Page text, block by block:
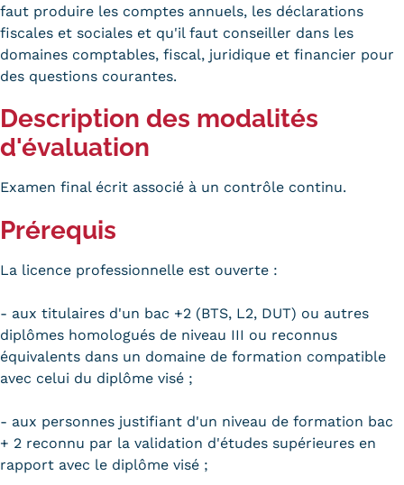
Formulaire de contact
Formations
OFFRE EN BFC
suites de parcours
Modalités d'enseignement
Formation en présentiel
Alternance
Enseignement à distance
Validation des Acquis de
faut produire les comptes annuels, les déclarations
fiscales et sociales et qu'il faut conseiller dans les
domaines comptables, fiscal, juridique et financier pour
des questions courantes.
Description des modalités
d'évaluation
Examen final écrit associé à un contrôle continu.
Prérequis
La licence professionnelle est ouverte :
- aux titulaires d'un bac +2 (BTS, L2, DUT) ou autres
diplômes homologués de niveau III ou reconnus
équivalents dans un domaine de formation compatible
avec celui du diplôme visé ;
- aux personnes justifiant d'un niveau de formation bac
+ 2 reconnu par la validation d'études supérieures en
rapport avec le diplôme visé ;